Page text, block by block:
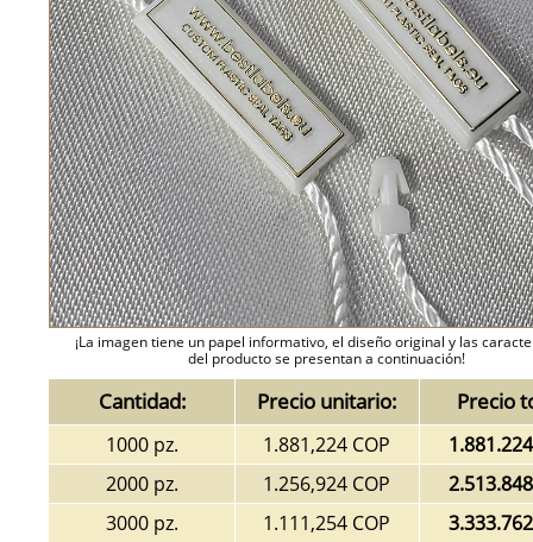
¡La imagen tiene un papel informativo, el diseño original y las
del producto se presentan a continuación!
Cantidad: Precio unitario: Precio
1000 pz. 1.881,224 COP
2000 pz.
1.256,924 COP
3000 pz.
1.111,254 COP